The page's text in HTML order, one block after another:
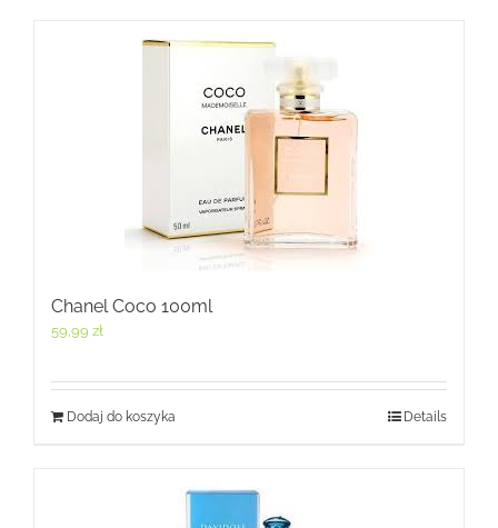
Chanel Coco 100ml
59,99 zł
Dodaj do koszyka Details